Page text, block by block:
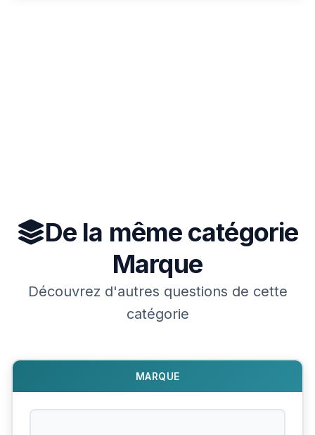
De la même catégorie
Marque
Découvrez d'autres questions de cette
catégorie
MARQUE